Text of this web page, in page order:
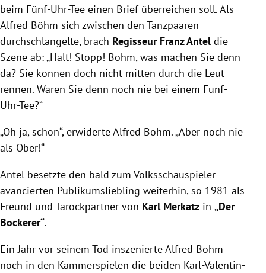
beim Fünf-Uhr-Tee einen Brief überreichen soll. Als
Alfred Böhm sich zwischen den Tanzpaaren
durchschlängelte, brach Regisseur Franz Anteldie
Szene ab: „Halt! Stopp! Böhm, was machen Sie denn
da? Sie können doch nicht mitten durch die Leut
rennen. Waren Sie denn noch nie bei einem Fünf-
Uhr-Tee?“
„Oh ja, schon“, erwiderte Alfred Böhm. „Aber noch nie
als Ober!“
Antel besetzte den bald zum Volksschauspieler
avancierten Publikumsliebling weiterhin, so 1981 als
Freund und Tarockpartner von Karl Merkatz in „Der
Bockerer“.
Ein Jahr vor seinem Tod inszenierte Alfred Böhm
noch in den Kammerspielen die beiden Karl-Valentin-